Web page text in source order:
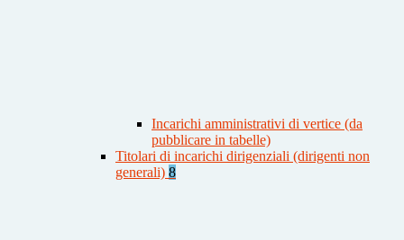
Incarichi amministrativi di vertice (da
pubblicare in tabelle)
Titolari di incarichi dirigenziali (dirigenti non
generali) 8